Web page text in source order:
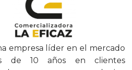
empresa líder en el mercado
de 10 años en clientes